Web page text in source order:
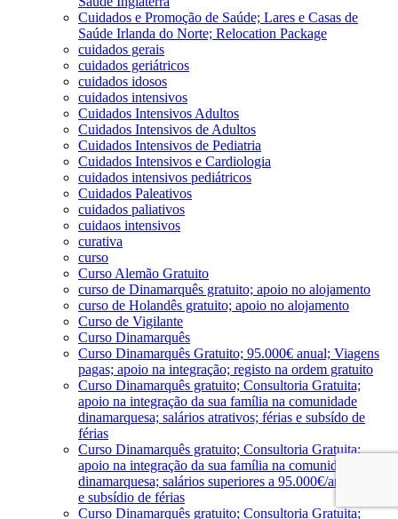
Cuidados e Promoção de Saúde; Lares e Casas de
Saúde Irlanda do Norte; Relocation Package
cuidados gerais
cuidados geriátricos
cuidados idosos
cuidados intensivos
Cuidados Intensivos Adultos
Cuidados Intensivos de Adultos
Cuidados Intensivos de Pediatria
Cuidados Intensivos e Cardiologia
cuidados intensivos pediátricos
Cuidados Paleativos
cuidados paliativos
cuidaos intensivos
curativa
curso
Curso Alemão Gratuito
curso de Dinamarquês gratuito; apoio no alojamento
curso de Holandês gratuito; apoio no alojamento
Curso de Vigilante
Curso Dinamarquês
Curso Dinamarquês Gratuito; 95.000€ anual; Viagens
pagas; apoio na integração; registo na ordem gratuito
Curso Dinamarquês gratuito; Consultoria Gratuita;
apoio na integração da sua família na comunidade
dinamarquesa; salários atrativos; férias e subsído de
férias
Curso Dinamarquês gratuito; Consultoria Gratuita;
apoio na integração da sua família na comunidade
dinamarquesa; salários superiores a 95.000€/ano; férias
e subsídio de férias
Curso Dinamarquês gratuito; Consultoria Gratuita;